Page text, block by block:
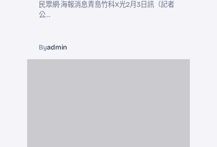
民眾網·海報消息青島竹科X光2月3日訊（記者
公…
Byadmin